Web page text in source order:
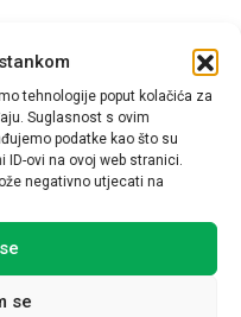
tehnologije poput kolačića za
Suglasnost s ovim
podatke kao što su
ovi na ovoj web stranici.
negativno utjecati na
se